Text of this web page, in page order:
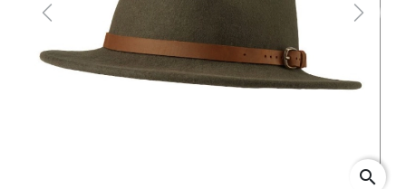
Previous Next
search